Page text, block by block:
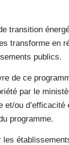
transition
transforme en
publics.
de ce
par le
et/ou
programme.
les